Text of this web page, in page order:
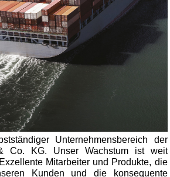
Unternehmensbereich der
Co. KG. Unser Wachstum ist weit
Mitarbeiter und Produkte, die
Kunden und die konsequente